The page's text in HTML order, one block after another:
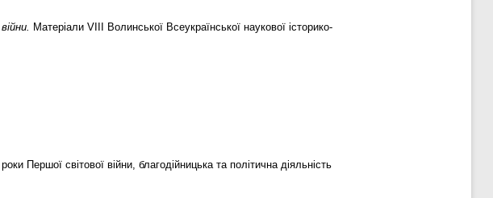
Матеріали VІІІ Волинської Всеукраїнської наукової історико-
Першої світової війни, благодійницька та політична діяльність